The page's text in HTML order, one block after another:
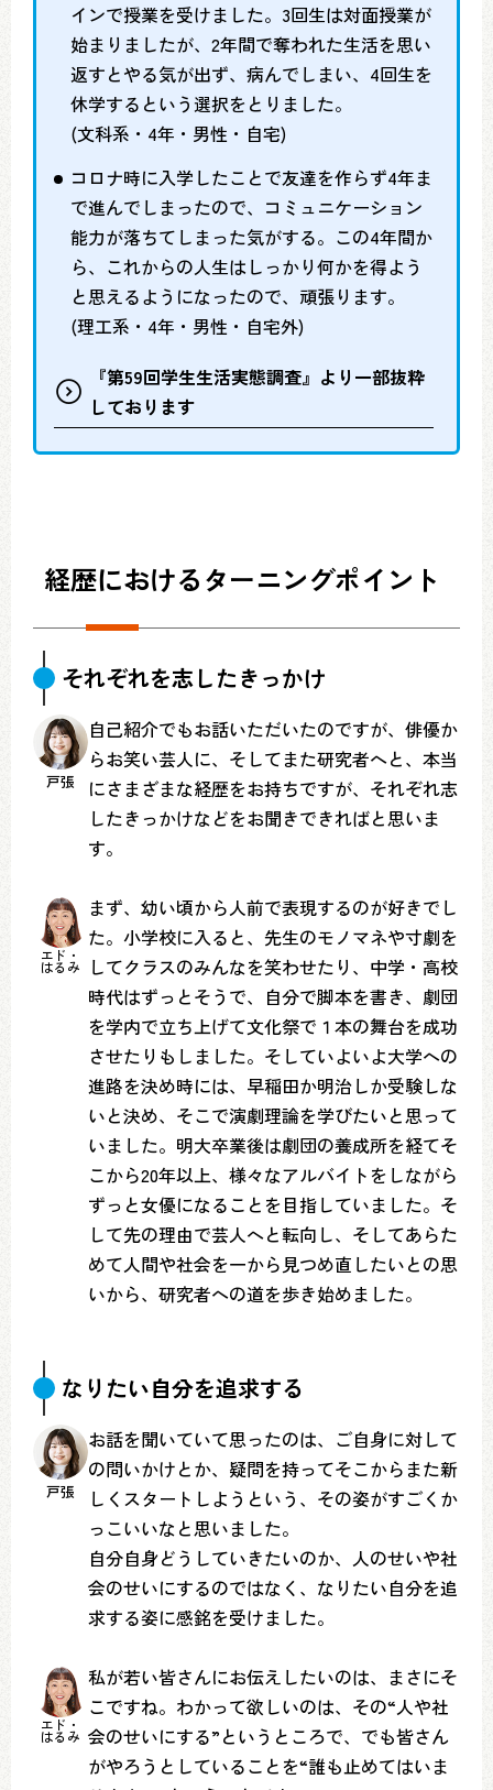
インで授業を受けました。3回生は対面授業が
始まりましたが、2年間で奪われた生活を思い
返すとやる気が出ず、病んでしまい、4回生を
休学するという選択をとりました。
(文科系・4年・男性・自宅)
コロナ時に入学したことで友達を作らず4年ま
で進んでしまったので、コミュニケーション
能力が落ちてしまった気がする。この4年間か
ら、これからの人生はしっかり何かを得よう
と思えるようになったので、頑張ります。
(理工系・4年・男性・自宅外)
『第59回学生生活実態調査』より一部抜粋
しております
経歴におけるターニングポイント
それぞれを志したきっかけ
戸張
自己紹介でもお話いただいたのですが、俳優か
らお笑い芸人に、そしてまた研究者へと、本当
にさまざまな経歴をお持ちですが、それぞれ志
したきっかけなどをお聞きできればと思いま
す。
エド・
はるみ
まず、幼い頃から人前で表現するのが好きでし
た。小学校に入ると、先生のモノマネや寸劇を
してクラスのみんなを笑わせたり、中学・高校
時代はずっとそうで、自分で脚本を書き、劇団
を学内で立ち上げて文化祭で１本の舞台を成功
させたりもしました。そしていよいよ大学への
進路を決め時には、早稲田か明治しか受験しな
いと決め、そこで演劇理論を学びたいと思って
いました。明大卒業後は劇団の養成所を経てそ
こから20年以上、様々なアルバイトをしながら
ずっと女優になることを目指していました。そ
して先の理由で芸人へと転向し、そしてあらた
めて人間や社会を一から見つめ直したいとの思
いから、研究者への道を歩き始めました。
なりたい自分を追求する
戸張
お話を聞いていて思ったのは、ご自身に対して
の問いかけとか、疑問を持ってそこからまた新
しくスタートしようという、その姿がすごくか
っこいいなと思いました。
自分自身どうしていきたいのか、人のせいや社
会のせいにするのではなく、なりたい自分を追
求する姿に感銘を受けました。
エド・
はるみ
私が若い皆さんにお伝えしたいのは、まさにそ
こですね。わかって欲しいのは、その“人や社
会のせいにする”というところで、でも皆さん
がやろうとしていることを“誰も止めてはいま